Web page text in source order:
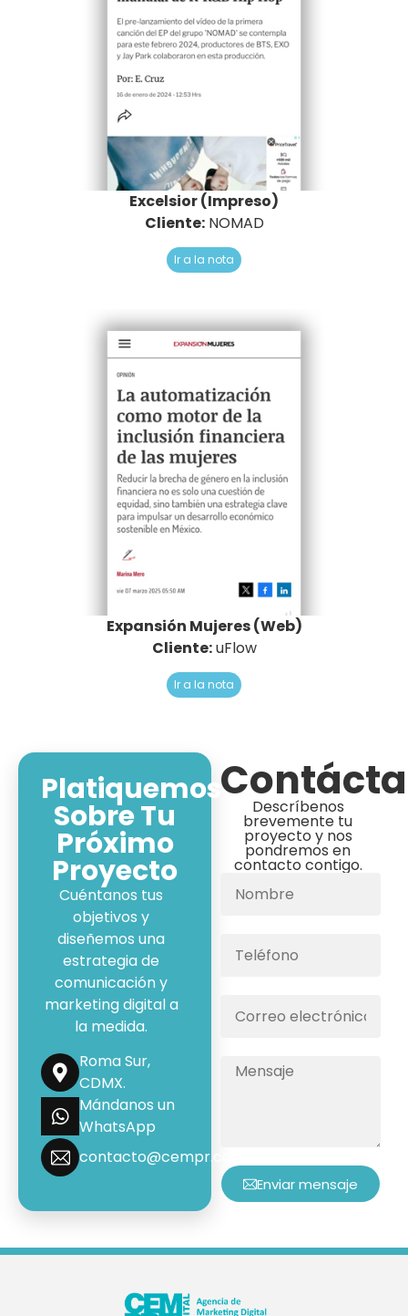
Excelsior (Impreso)
Cliente:NOMAD
Ir a la nota
Expansión Mujeres (Web)
Cliente:uFlow
Ir a la nota
Platiquemos
Sobre Tu
Próximo
Proyecto
Cuéntanos tus
objetivos y
diseñemos una
estrategia de
comunicación y
marketing digital a
la medida.
Roma Sur,
CDMX.
Mándanos un
WhatsApp
contacto@cempr.com.mx
Descríbenos
brevemente tu
proyecto y nos
pondremos en
contacto contigo.
Enviar mensaje